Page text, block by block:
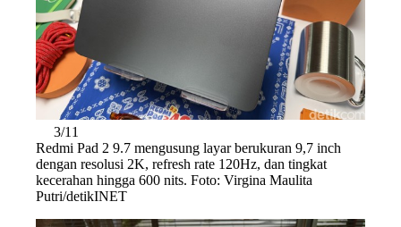
3/11
Redmi Pad 2 9.7 mengusung layar berukuran 9,7 inch
dengan resolusi 2K, refresh rate 120Hz, dan tingkat
kecerahan hingga 600 nits. Foto: Virgina Maulita
Putri/detikINET